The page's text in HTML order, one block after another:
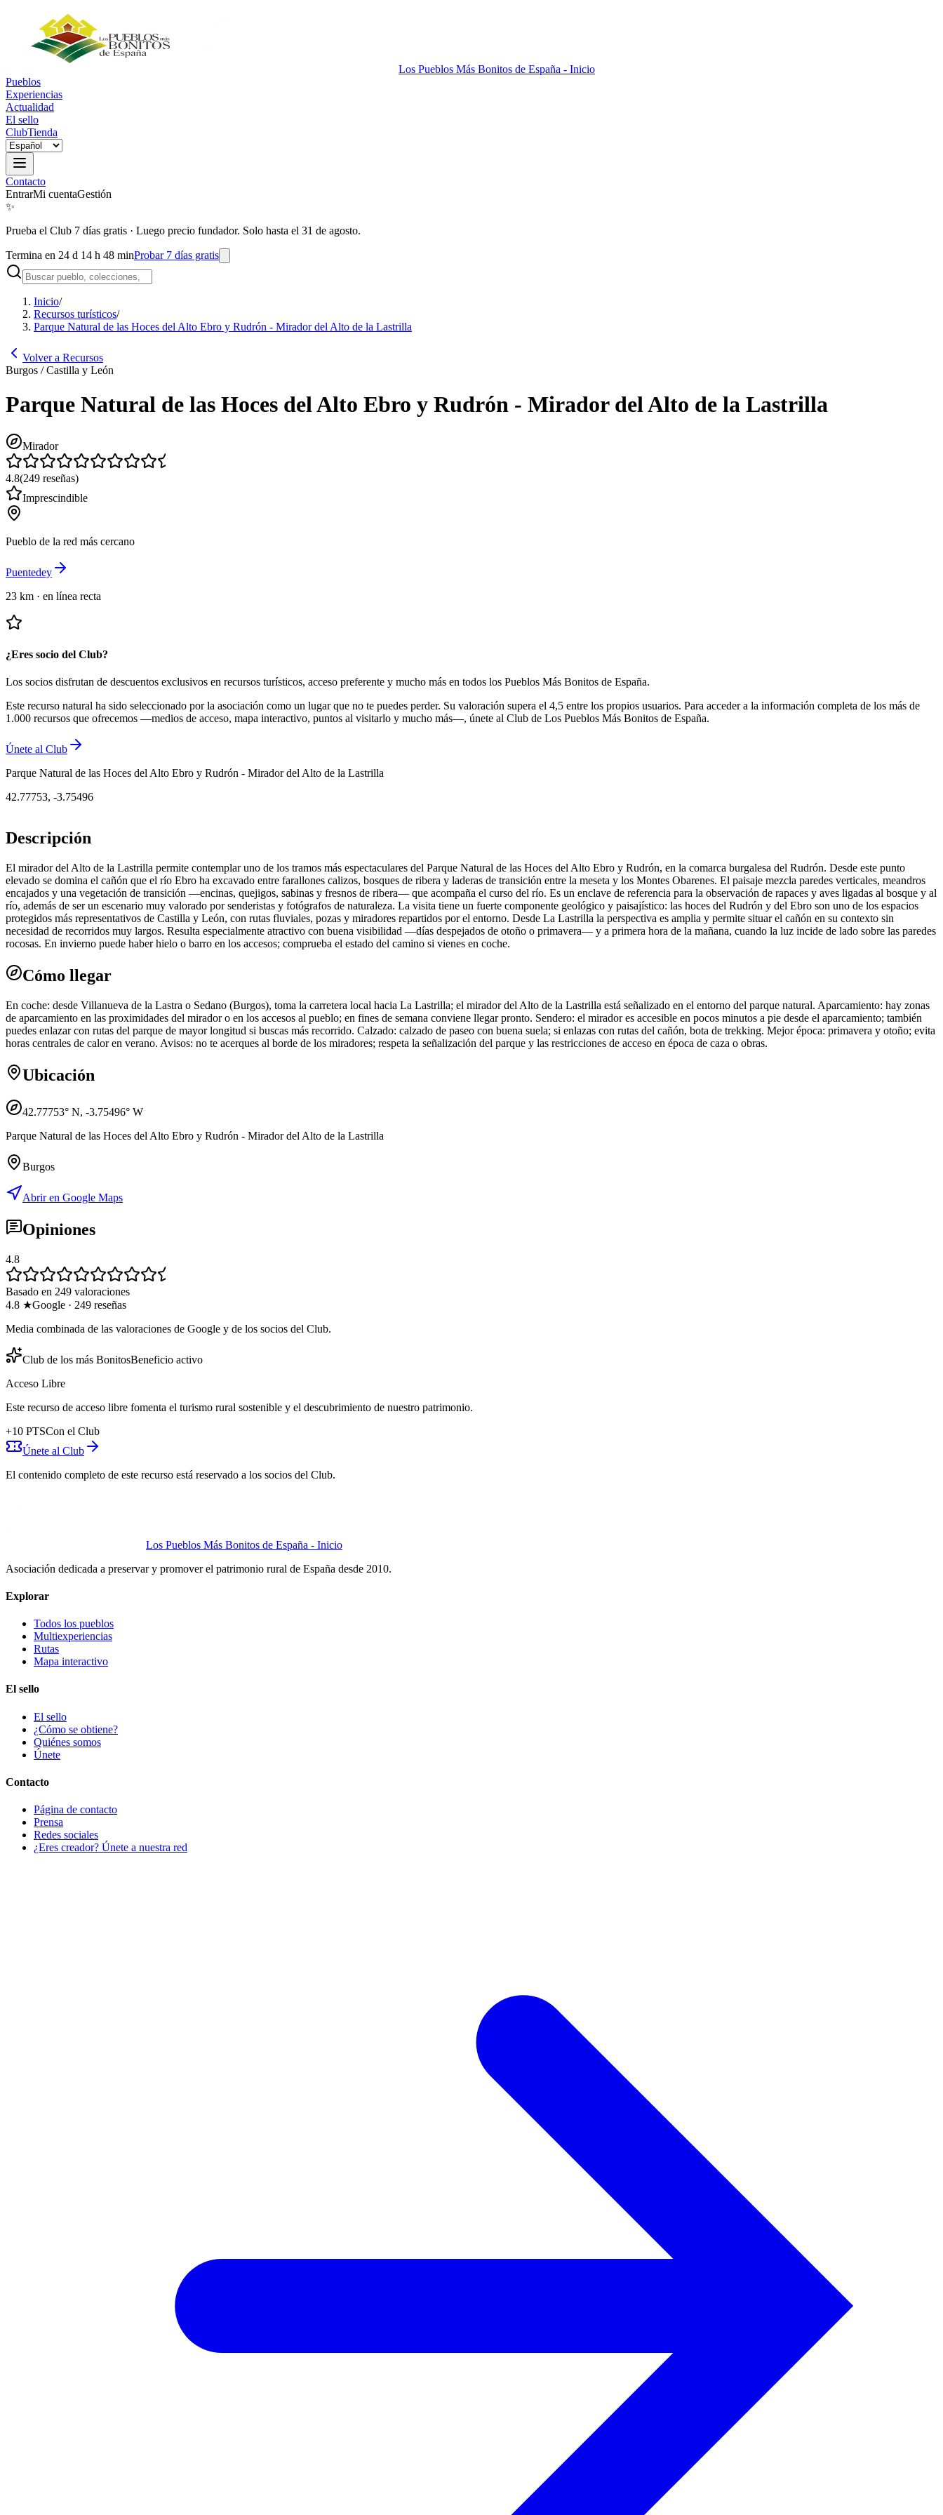
Los Pueblos Más Bonitos de España - Inicio
Pueblos
Experiencias
Actualidad
El sello
ClubTienda
Contacto
EntrarMi cuentaGestión
✨
Prueba el Club 7 días gratis · Luego precio fundador. Solo hasta el 31 de agosto.
Termina en 24 d 14 h 48 minProbar 7 días gratis
Inicio/
Recursos turísticos/
Parque Natural de las Hoces del Alto Ebro y Rudrón - Mirador del Alto de la Lastrilla
Volver a Recursos
Burgos / Castilla y León
Parque Natural de las Hoces del Alto Ebro y Rudrón - Mirador del Alto de la Lastrilla
Mirador
4.8(249 reseñas)
Imprescindible
Pueblo de la red más cercano
Puentedey
23 km · en línea recta
¿Eres socio del Club?
Los socios disfrutan de descuentos exclusivos en recursos turísticos, acceso preferente y mucho más en todos los Pueblos Más Bonitos de España.
Este recurso natural ha sido seleccionado por la asociación como un lugar que no te puedes perder. Su valoración supera el 4,5 entre los propios usuarios. Para acceder a la información completa de los más de
1.000 recursos que ofrecemos —medios de acceso, mapa interactivo, puntos al visitarlo y mucho más—, únete al Club de Los Pueblos Más Bonitos de España.
Únete al Club
Parque Natural de las Hoces del Alto Ebro y Rudrón - Mirador del Alto de la Lastrilla
42.77753, -3.75496
Descripción
El mirador del Alto de la Lastrilla permite contemplar uno de los tramos más espectaculares del Parque Natural de las Hoces del Alto Ebro y Rudrón, en la comarca burgalesa del Rudrón. Desde este punto
elevado se domina el cañón que el río Ebro ha excavado entre farallones calizos, bosques de ribera y laderas de transición entre la meseta y los Montes Obarenes. El paisaje mezcla paredes verticales, meandros
encajados y una vegetación de transición —encinas, quejigos, sabinas y fresnos de ribera— que acompaña el curso del río. Es un enclave de referencia para la observación de rapaces y aves ligadas al bosque y al
río, además de ser un escenario muy valorado por senderistas y fotógrafos de naturaleza. La visita tiene un fuerte componente geológico y paisajístico: las hoces del Rudrón y del Ebro son uno de los espacios
protegidos más representativos de Castilla y León, con rutas fluviales, pozas y miradores repartidos por el entorno. Desde La Lastrilla la perspectiva es amplia y permite situar el cañón en su contexto sin
necesidad de recorridos muy largos. Resulta especialmente atractivo con buena visibilidad —días despejados de otoño o primavera— y a primera hora de la mañana, cuando la luz incide de lado sobre las paredes
rocosas. En invierno puede haber hielo o barro en los accesos; comprueba el estado del camino si vienes en coche.
Cómo llegar
En coche: desde Villanueva de la Lastra o Sedano (Burgos), toma la carretera local hacia La Lastrilla; el mirador del Alto de la Lastrilla está señalizado en el entorno del parque natural. Aparcamiento: hay zonas
de aparcamiento en las proximidades del mirador o en los accesos al pueblo; en fines de semana conviene llegar pronto. Sendero: el mirador es accesible en pocos minutos a pie desde el aparcamiento; también
puedes enlazar con rutas del parque de mayor longitud si buscas más recorrido. Calzado: calzado de paseo con buena suela; si enlazas con rutas del cañón, bota de trekking. Mejor época: primavera y otoño; evita
horas centrales de calor en verano. Avisos: no te acerques al borde de los miradores; respeta la señalización del parque y las restricciones de acceso en época de caza o obras.
Ubicación
42.77753° N, -3.75496° W
Parque Natural de las Hoces del Alto Ebro y Rudrón - Mirador del Alto de la Lastrilla
Burgos
Abrir en Google Maps
Opiniones
4.8
Basado en 249 valoraciones
4.8 ★Google · 249 reseñas
Media combinada de las valoraciones de Google y de los socios del Club.
Club de los más BonitosBeneficio activo
Acceso Libre
Este recurso de acceso libre fomenta el turismo rural sostenible y el descubrimiento de nuestro patrimonio.
+10 PTSCon el Club
Únete al Club
El contenido completo de este recurso está reservado a los socios del Club.
Los Pueblos Más Bonitos de España - Inicio
Asociación dedicada a preservar y promover el patrimonio rural de España desde 2010.
Explorar
Todos los pueblos
Multiexperiencias
Rutas
Mapa interactivo
El sello
El sello
¿Cómo se obtiene?
Quiénes somos
Únete
Contacto
Página de contacto
Prensa
Redes sociales
¿Eres creador? Únete a nuestra red